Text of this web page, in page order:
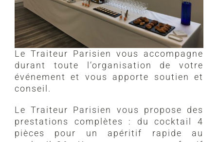
Le Traiteur Parisien vous accompagne
durant toute l’organisation de votre
événement et vous apporte soutien et
conseil.
Le Traiteur Parisien vous propose des
prestations complètes : du cocktail 4
pièces pour un apéritif rapide au